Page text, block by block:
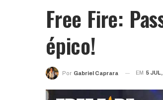
Free Fire:
épico!
Por Gabriel Caprara EM 5